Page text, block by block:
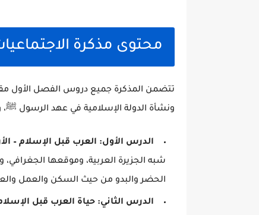
محتوى مذكرة
تتضمن المذكرة جميع دروس الفصل الأول
ونشأة الدولة الإسلامية في عهد الرسول ﷺ،
الدرس الأول: العرب قبل الإسلام –
شبه الجزيرة العربية، وموقعها الجغرافي،
الحضر والبدو من حيث السكن والعمل
الدرس الثاني: حياة العرب قبل